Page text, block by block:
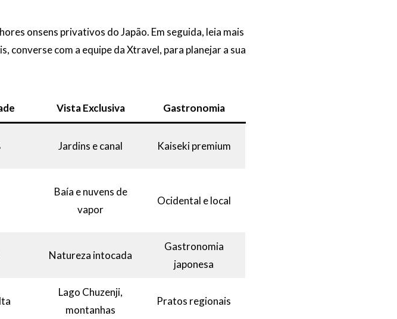
onsens privativos do Japão. Em seguida, leia mais
converse com a equipe da Xtravel, para planejar a sua
Vista Exclusiva Gastronomia
Jardins e canal Kaiseki premium
Baía e nuvens de
vapor
Ocidental e local
Natureza intocada
Gastronomia
japonesa
Lago Chuzenji,
montanhas
Pratos regionais